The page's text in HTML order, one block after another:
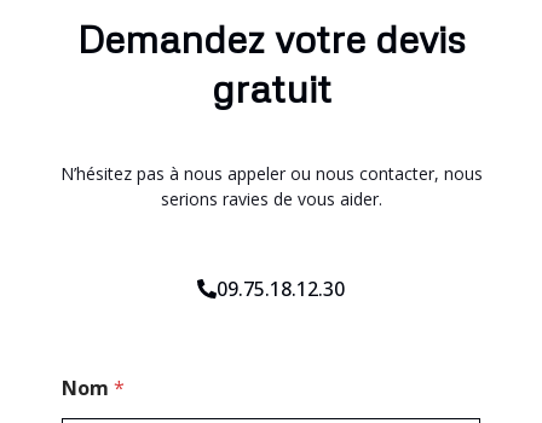
Demandez votre devis
gratuit
N’hésitez pas à nous appeler ou nous contacter, nous
serions ravies de vous aider.
09.75.18.12.30
Nom *